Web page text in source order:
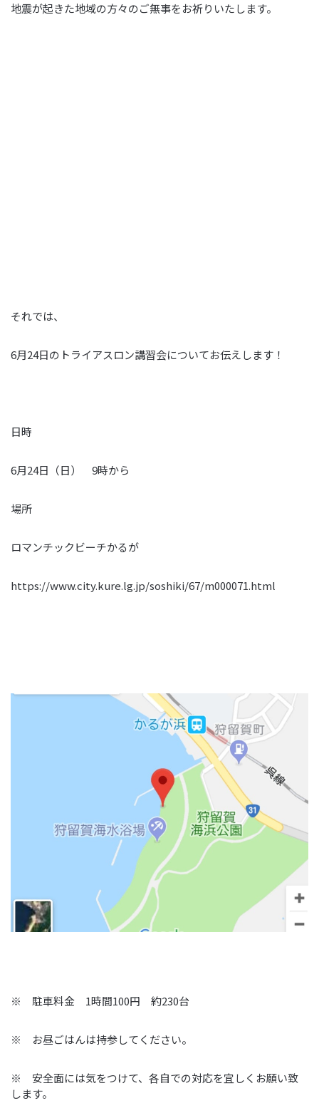
地震が起きた地域の方々のご無事をお祈りいたします。
それでは、
6月24日のトライアスロン講習会についてお伝えします！
日時
6月24日（日） 9時から
場所
ロマンチックビーチかるが
https://www.city.kure.lg.jp/soshiki/67/m000071.html
※ 駐車料金 1時間100円 約230台
※ お昼ごはんは持参してください。
※ 安全面には気をつけて、各自での対応を宜しくお願い致
します。